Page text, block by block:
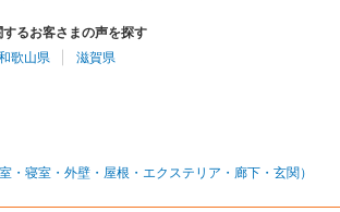
るお客さまの声を探す
歌山県 滋賀県
・寝室・外壁・屋根・エクステリア・廊下・玄関）